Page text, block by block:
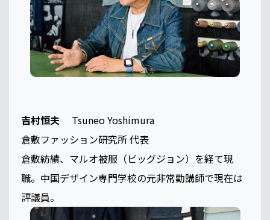
吉村恒夫 Tsuneo Yoshimura
倉敷ファッション研究所 代表
倉敷紡績、マルオ被服（ビッグジョン）を経て現
職。中国デザイン専門学校の元非常勤講師で現在は
評議員。